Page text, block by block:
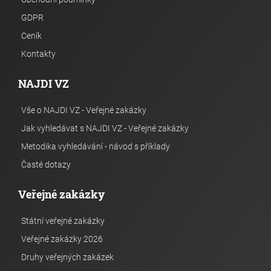
GDPR
Ceník
Kontakty
NAJDI VZ
Vše o NAJDI VZ - Veřejné zakázky
Jak vyhledávat s NAJDI VZ - Veřejné zakázky
Metodika vyhledávání - návod s příklady
Časté dotazy
Veřejné zakázky
Státní veřejné zakázky
Veřejné zakázky 2026
Druhy veřejných zakázek